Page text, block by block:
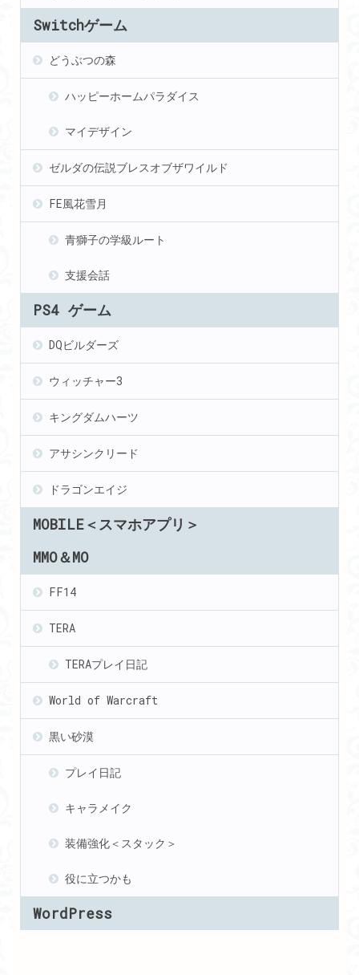
Switchゲーム
どうぶつの森
ハッピーホームパラダイス
マイデザイン
ゼルダの伝説ブレスオブザワイルド
FE風花雪月
青獅子の学級ルート
支援会話
PS4 ゲーム
DQビルダーズ
ウィッチャー3
キングダムハーツ
アサシンクリード
ドラゴンエイジ
MOBILE＜スマホアプリ＞
MMO＆MO
FF14
TERA
TERAプレイ日記
World of Warcraft
黒い砂漠
プレイ日記
キャラメイク
装備強化＜スタック＞
役に立つかも
WordPress